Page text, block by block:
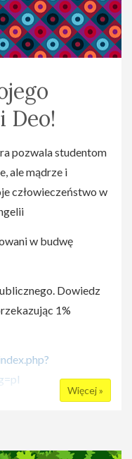
Deo!
pozwala studentom
ale mądrze i
człowieczeństwo w
w budwę
Dowiedz
1%
Więcej »